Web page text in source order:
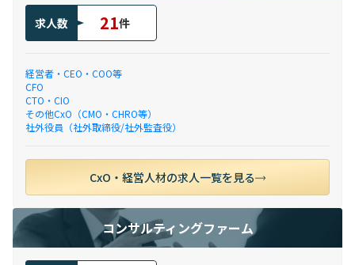
求人数 21件
経営者・CEO・COO等
CFO
CTO・CIO
その他CxO（CMO・CHRO等）
社外役員（社外取締役/社外監査役）
CxO・経営人材の求人一覧を見る
コンサルティングファーム